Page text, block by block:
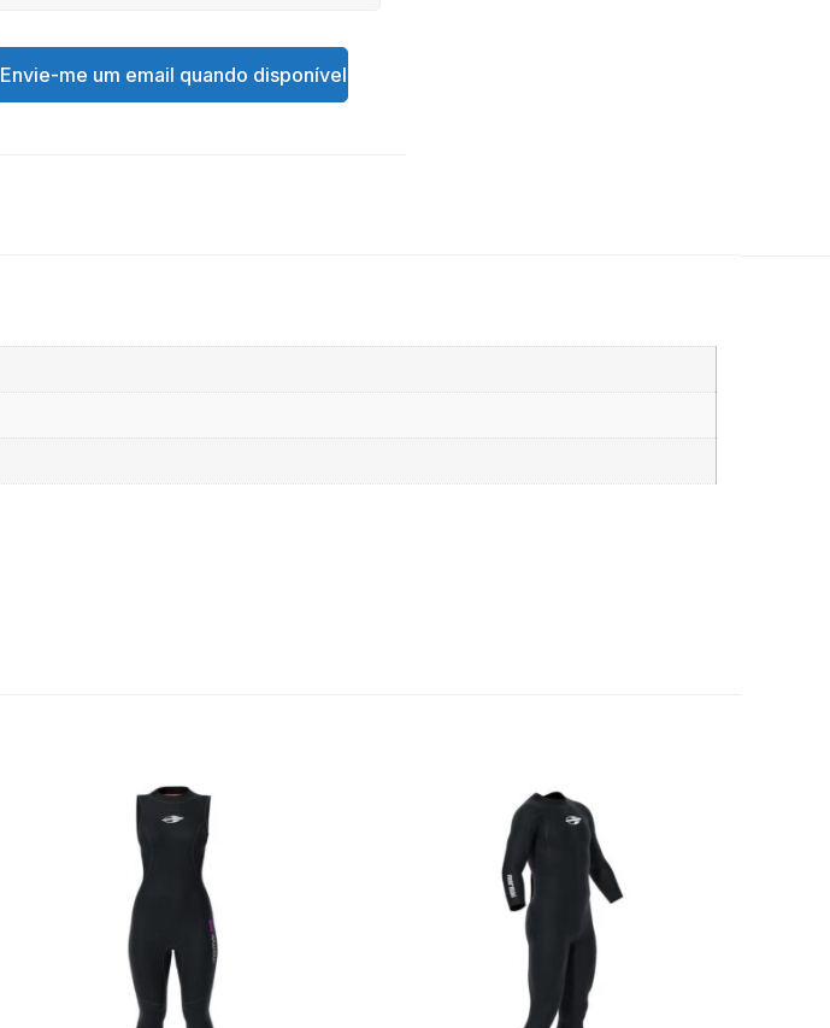
Envie-me um email quando disponível